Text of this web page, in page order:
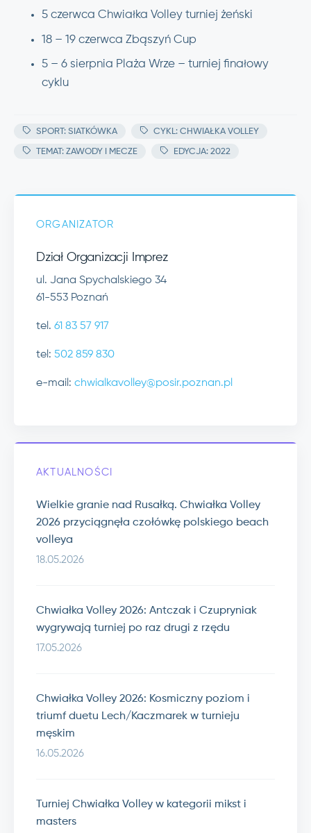
5 czerwca Chwiałka Volley turniej żeński
18 – 19 czerwca Zbąszyń Cup
5 – 6 sierpnia Plaża Wrze – turniej finałowy
cyklu
SPORT: SIATKÓWKA CYKL: CHWIAŁKA VOLLEY
TEMAT: ZAWODY I MECZE EDYCJA: 2022
ORGANIZATOR
Dział Organizacji Imprez
ul. Jana Spychalskiego 34
61-553 Poznań
tel. 61 83 57 917
tel: 502 859 830
e-mail: chwialkavolley@posir.poznan.pl
AKTUALNOŚCI
Wielkie granie nad Rusałką. Chwiałka Volley
2026 przyciągnęła czołówkę polskiego beach
volleya
18.05.2026
Chwiałka Volley 2026: Antczak i Czupryniak
wygrywają turniej po raz drugi z rzędu
17.05.2026
Chwiałka Volley 2026: Kosmiczny poziom i
triumf duetu Lech/Kaczmarek w turnieju
męskim
16.05.2026
Turniej Chwiałka Volley w kategorii mikst i
masters